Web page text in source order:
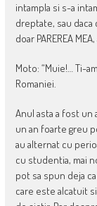
intampla si s-a
dreptate, sau
doar PAREREA
Moto: “Muie!… Ti-
Romaniei.
Anul asta a fost un
un an foarte greu
au alternat cu
cu studentia, mai
pot sa spun deja
care este alcatuit